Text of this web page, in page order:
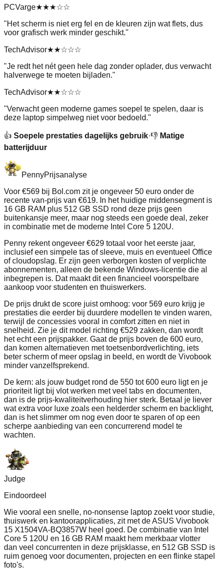
PCVarge★★★☆☆
"Het scherm is niet erg fel en de kleuren zijn wat flets, dus
voor grafisch werk minder geschikt."
TechAdvisor★★☆☆☆
"Je redt het nét geen hele dag zonder oplader, dus verwacht
halverwege te moeten bijladen."
TechAdvisor★★☆☆☆
"Verwacht geen moderne games soepel te spelen, daar is
deze laptop simpelweg niet voor bedoeld."
👍 Soepele prestaties dagelijks gebruik·👎 Matige
batterijduur
PennyPrijsanalyse
Voor €569 bij Bol.com zit je ongeveer 50 euro onder de
recente van-prijs van €619. In het huidige middensegment is
16 GB RAM plus 512 GB SSD rond deze prijs geen
buitenkansje meer, maar nog steeds een goede deal, zeker
in combinatie met de moderne Intel Core 5 120U.
Penny rekent ongeveer €629 totaal voor het eerste jaar,
inclusief een simpele tas of sleeve, muis en eventueel Office
of cloudopslag. Er zijn geen verborgen kosten of verplichte
abonnementen, alleen de bekende Windows-licentie die al
inbegrepen is. Dat maakt dit een financieel voorspelbare
aankoop voor studenten en thuiswerkers.
De prijs drukt de score juist omhoog: voor 569 euro krijg je
prestaties die eerder bij duurdere modellen te vinden waren,
terwijl de concessies vooral in comfort zitten en niet in
snelheid. Zie je dit model richting €529 zakken, dan wordt
het echt een prijspakker. Gaat de prijs boven de 600 euro,
dan komen alternatieven met toetsenbordverlichting, iets
beter scherm of meer opslag in beeld, en wordt de Vivobook
minder vanzelfsprekend.
De kern: als jouw budget rond de 550 tot 600 euro ligt en je
prioriteit ligt bij vlot werken met veel tabs en documenten,
dan is de prijs-kwaliteitverhouding hier sterk. Betaal je liever
wat extra voor luxe zoals een helderder scherm en backlight,
dan is het slimmer om nog even door te sparen of op een
scherpe aanbieding van een concurrerend model te
wachten.
Judge
Eindoordeel
Wie vooral een snelle, no-nonsense laptop zoekt voor studie,
thuiswerk en kantoorapplicaties, zit met de ASUS Vivobook
15 X1504VA-BQ3857W heel goed. De combinatie van Intel
Core 5 120U en 16 GB RAM maakt hem merkbaar vlotter
dan veel concurrenten in deze prijsklasse, en 512 GB SSD is
ruim genoeg voor documenten, projecten en een flinke stapel
foto's.